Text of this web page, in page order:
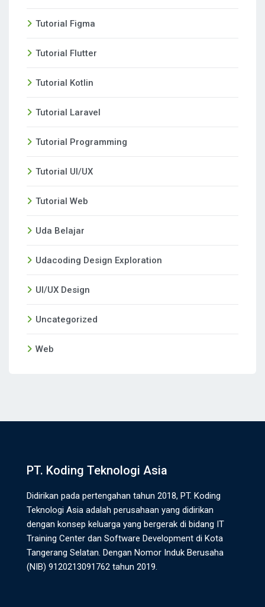
Tutorial Figma
Tutorial Flutter
Tutorial Kotlin
Tutorial Laravel
Tutorial Programming
Tutorial UI/UX
Tutorial Web
Uda Belajar
Udacoding Design Exploration
UI/UX Design
Uncategorized
Web
PT. Koding Teknologi Asia
Didirikan pada pertengahan tahun 2018, PT. Koding
Teknologi Asia adalah perusahaan yang didirikan
dengan konsep keluarga yang bergerak di bidang IT
Training Center dan Software Development di Kota
Tangerang Selatan. Dengan Nomor Induk Berusaha
(NIB) 9120213091762 tahun 2019.